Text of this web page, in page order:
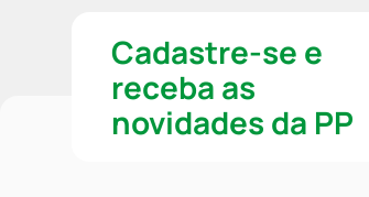
Cadastre-se e
receba as
novidades da PP